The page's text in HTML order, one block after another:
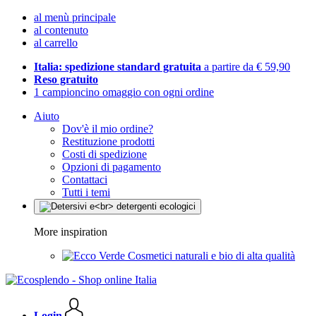
al menù principale
al contenuto
al carrello
Italia: spedizione standard gratuita a partire da € 59,90
Reso gratuito
1 campioncino omaggio con ogni ordine
Aiuto
Dov'è il mio ordine?
Restituzione prodotti
Costi di spedizione
Opzioni di pagamento
Contattaci
Tutti i temi
More inspiration
Cosmetici naturali e bio di alta qualità